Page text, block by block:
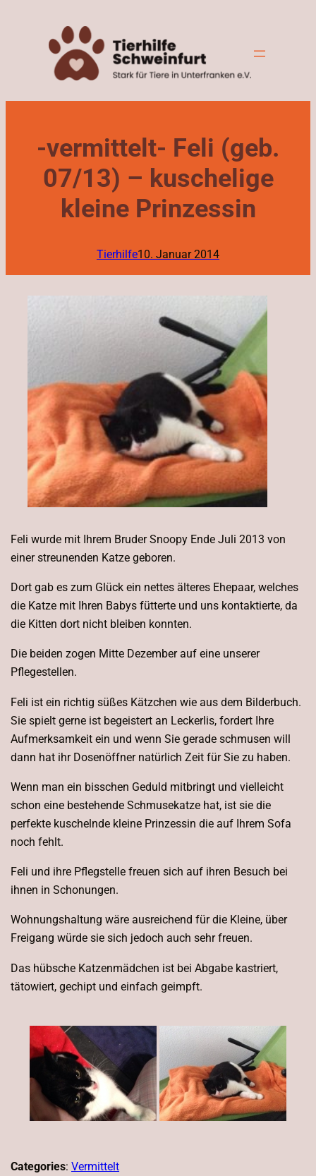
springen
-vermittelt- Feli (geb.
07/13) – kuschelige
kleine Prinzessin
Tierhilfe10. Januar 2014
Feli wurde mit Ihrem Bruder Snoopy Ende Juli 2013 von
einer streunenden Katze geboren.
Dort gab es zum Glück ein nettes älteres Ehepaar, welches
die Katze mit Ihren Babys fütterte und uns kontaktierte, da
die Kitten dort nicht bleiben konnten.
Die beiden zogen Mitte Dezember auf eine unserer
Pflegestellen.
Feli ist ein richtig süßes Kätzchen wie aus dem Bilderbuch.
Sie spielt gerne ist begeistert an Leckerlis, fordert Ihre
Aufmerksamkeit ein und wenn Sie gerade schmusen will
dann hat ihr Dosenöffner natürlich Zeit für Sie zu haben.
Wenn man ein bisschen Geduld mitbringt und vielleicht
schon eine bestehende Schmusekatze hat, ist sie die
perfekte kuschelnde kleine Prinzessin die auf Ihrem Sofa
noch fehlt.
Feli und ihre Pflegstelle freuen sich auf ihren Besuch bei
ihnen in Schonungen.
Wohnungshaltung wäre ausreichend für die Kleine, über
Freigang würde sie sich jedoch auch sehr freuen.
Das hübsche Katzenmädchen ist bei Abgabe kastriert,
tätowiert, gechipt und einfach geimpft.
Categories:Vermittelt